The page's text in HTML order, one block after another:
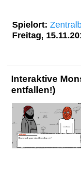
Spielort:
Freitag,
Interaktive
entfallen!)